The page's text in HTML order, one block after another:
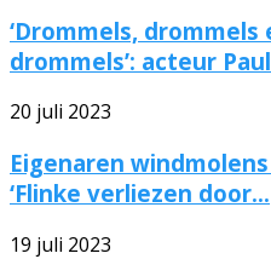
‘Drommels, drommels
drommels’: acteur
20 juli 2023
Eigenaren
‘Flinke verliezen door...
19 juli 2023